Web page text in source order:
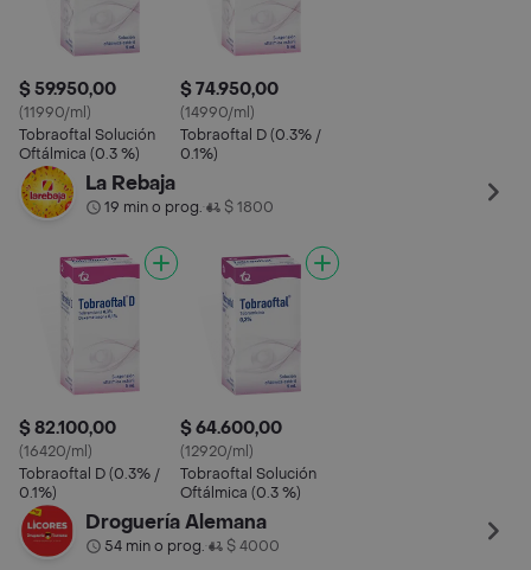
$ 59.950,00
(11990/ml)
Tobraoftal Solución
Oftálmica (0.3 %)
$ 74.950,00
(14990/ml)
Tobraoftal D (0.3% /
0.1%)
La Rebaja
19 min o prog.• $ 1800
$ 82.100,00
(16420/ml)
Tobraoftal D (0.3% /
0.1%)
$ 64.600,00
(12920/ml)
Tobraoftal Solución
Oftálmica (0.3 %)
Droguería Alemana
54 min o prog.• $ 4000